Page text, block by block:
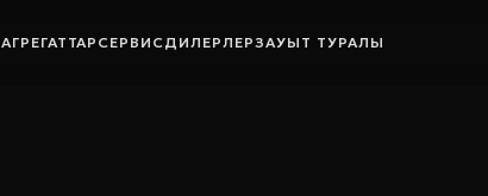
АГРЕГАТТАР СЕРВИС ДИЛЕРЛЕРЗАУЫТ ТУРАЛЫ